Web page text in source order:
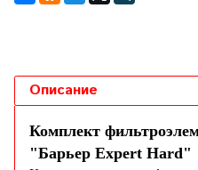
Описание
Комплект
"Барьер Expert Нard"